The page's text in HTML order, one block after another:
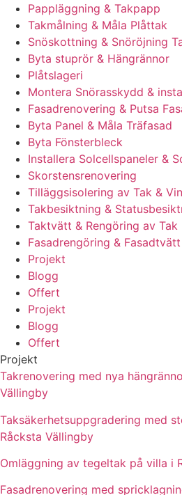
Pappläggning & Takpapp
Takmålning & Måla Plåttak
Snöskottning & Snöröjning
Byta stuprör & Hängrännor
Plåtslageri
Montera Snörasskydd &
Fasadrenovering & Putsa
Byta Panel & Måla Träfasad
Byta Fönsterbleck
Installera Solcellspaneler &
Skorstensrenovering
Tilläggsisolering av Tak &
Takbesiktning &
Taktvätt & Rengöring av Tak
Fasadrengöring & Fasadtvätt
Projekt
Blogg
Offert
Projekt
Blogg
Offert
Projekt
Takrenovering med nya
Vällingby
Taksäkerhetsuppgradering med
Råcksta Vällingby
Omläggning av tegeltak på villa i
Fasadrenovering med